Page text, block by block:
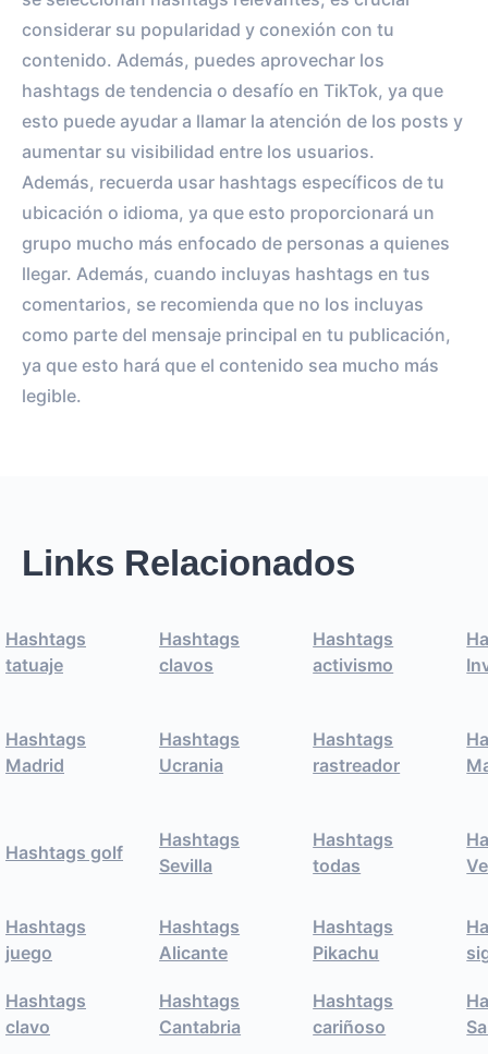
considerar su popularidad y conexión con tu
contenido. Además, puedes aprovechar los
hashtags de tendencia o desafío en TikTok, ya que
esto puede ayudar a llamar la atención de los posts y
aumentar su visibilidad entre los usuarios.
Además, recuerda usar hashtags específicos de tu
ubicación o idioma, ya que esto proporcionará un
grupo mucho más enfocado de personas a quienes
llegar. Además, cuando incluyas hashtags en tus
comentarios, se recomienda que no los incluyas
como parte del mensaje principal en tu publicación,
ya que esto hará que el contenido sea mucho más
legible.
Links Relacionados
Hashtags
tatuaje
Hashtags
clavos
Hashtags
activismo
Hashtags
Madrid
Hashtags
Ucrania
Hashtags
rastreador
Hashtags golf
Hashtags
Sevilla
Hashtags
todas
Hashtags
juego
Hashtags
Alicante
Hashtags
Pikachu
Hashtags
clavo
Hashtags
Cantabria
Hashtags
cariñoso